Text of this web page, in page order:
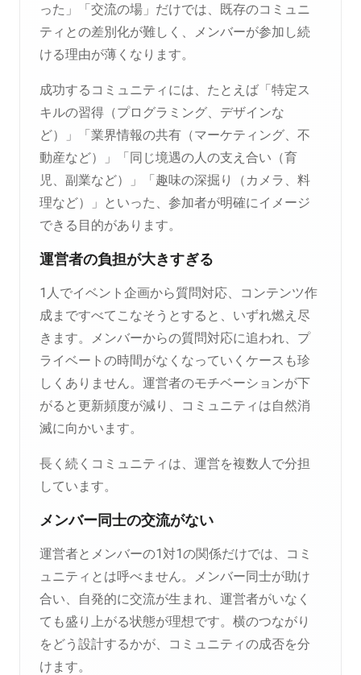
った」「交流の場」だけでは、既存のコミュニ
ティとの差別化が難しく、メンバーが参加し続
ける理由が薄くなります。
成功するコミュニティには、たとえば「特定ス
キルの習得（プログラミング、デザインな
ど）」「業界情報の共有（マーケティング、不
動産など）」「同じ境遇の人の支え合い（育
児、副業など）」「趣味の深掘り（カメラ、料
理など）」といった、参加者が明確にイメージ
できる目的があります。
運営者の負担が大きすぎる
1人でイベント企画から質問対応、コンテンツ作
成まですべてこなそうとすると、いずれ燃え尽
きます。メンバーからの質問対応に追われ、プ
ライベートの時間がなくなっていくケースも珍
しくありません。運営者のモチベーションが下
がると更新頻度が減り、コミュニティは自然消
滅に向かいます。
長く続くコミュニティは、運営を複数人で分担
しています。
メンバー同士の交流がない
運営者とメンバーの1対1の関係だけでは、コミ
ュニティとは呼べません。メンバー同士が助け
合い、自発的に交流が生まれ、運営者がいなく
ても盛り上がる状態が理想です。横のつながり
をどう設計するかが、コミュニティの成否を分
けます。